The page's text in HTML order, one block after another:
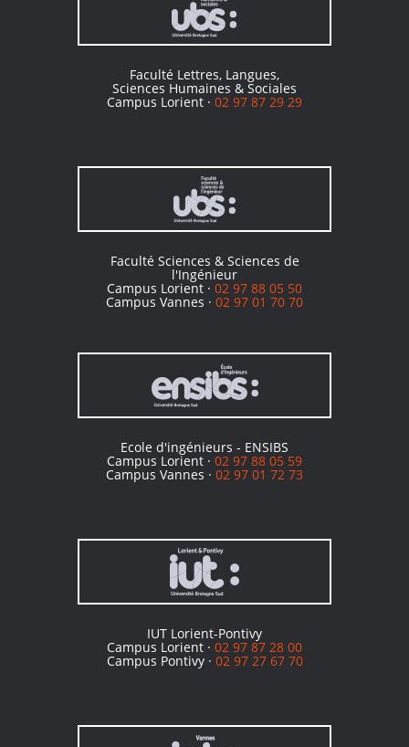
Faculté Lettres, Langues,
Sciences Humaines & Sociales
Campus Lorient · 02 97 87 29 29
Faculté Sciences & Sciences de
l'Ingénieur
Campus Lorient · 02 97 88 05 50
Campus Vannes · 02 97 01 70 70
Ecole d'ingénieurs - ENSIBS
Campus Lorient · 02 97 88 05 59
Campus Vannes · 02 97 01 72 73
IUT Lorient-Pontivy
Campus Lorient · 02 97 87 28 00
Campus Pontivy · 02 97 27 67 70